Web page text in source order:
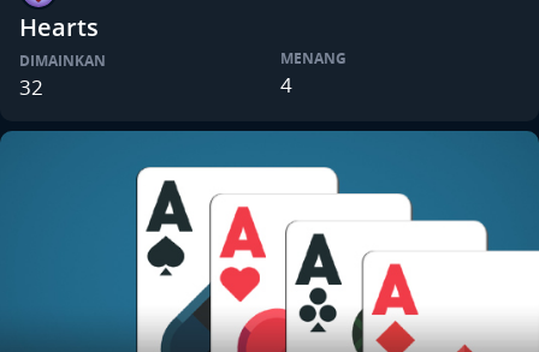
Hearts
DIMAINKAN
32
MENANG
4